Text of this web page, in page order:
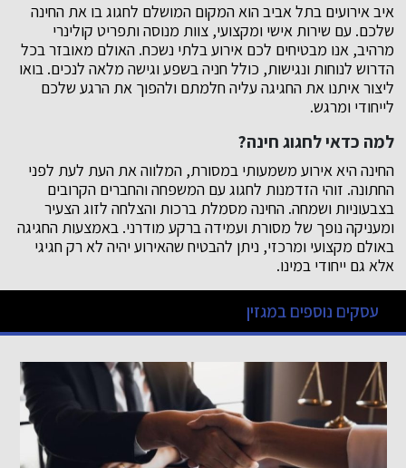
איב אירועים בתל אביב הוא המקום המושלם לחגוג בו את החינה
שלכם. עם שירות אישי ומקצועי, צוות מנוסה ותפריט קולינרי
מרהיב, אנו מבטיחים לכם אירוע בלתי נשכח. האולם מאובזר בכל
הדרוש לנוחות ונגישות, כולל חניה בשפע וגישה מלאה לנכים. בואו
ליצור איתנו את החגיגה עליה חלמתם ולהפוך את הרגע שלכם
לייחודי ומרגש.
למה כדאי לחגוג חינה?
החינה היא אירוע משמעותי במסורת, המלווה את העת לעת לפני
החתונה. זוהי הזדמנות לחגוג עם המשפחה והחברים הקרובים
בצבעוניות ושמחה. החינה מסמלת ברכות והצלחה לזוג הצעיר
ומעניקה נופך של מסורת ועמידה ברקע מודרני. באמצעות החגיגה
באולם מקצועי ומרכזי, ניתן להבטיח שהאירוע יהיה לא רק חגיגי
אלא גם ייחודי במינו.
עסקים נוספים במגזין